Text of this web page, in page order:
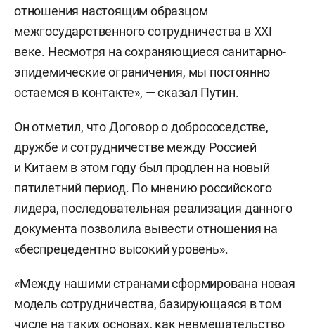
отношения настоящим образцом
межгосударственного сотрудничества в XXI
веке. Несмотря на сохраняющиеся санитарно-
эпидемические ограничения, мы постоянно
остаемся в контакте», — сказал Путин.
Он отметил, что Договор о добрососедстве,
дружбе и сотрудничестве между Россией
и Китаем в этом году был продлен на новый
пятилетний период. По мнению российского
лидера, последовательная реализация данного
документа позволила вывести отношения на
«беспрецедентно высокий уровень».
«Между нашими странами сформирована новая
модель сотрудничества, базирующаяся в том
числе на таких основах, как невмешательство